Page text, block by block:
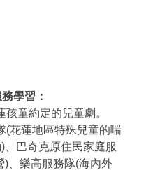
學習：
童約定的兒童劇。
(花蓮地區特殊兒童的喘
、巴奇克原住民家庭服
)、樂高服務隊(海內外